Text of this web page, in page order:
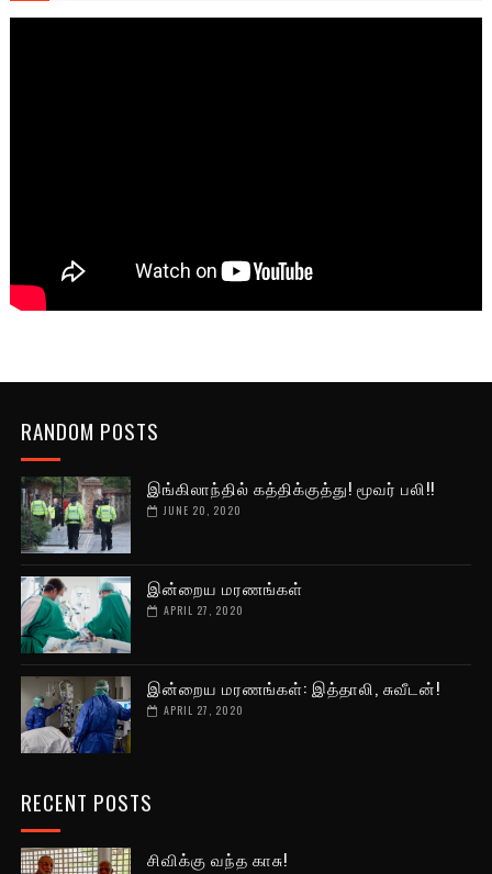
RANDOM POSTS
இங்கிலாந்தில் கத்திக்குத்து! மூவர் பலி!!
JUNE 20, 2020
இன்றைய மரணங்கள்
APRIL 27, 2020
இன்றைய மரணங்கள்: இத்தாலி, சுவீடன்!
APRIL 27, 2020
RECENT POSTS
சிவிக்கு வந்த காசு!